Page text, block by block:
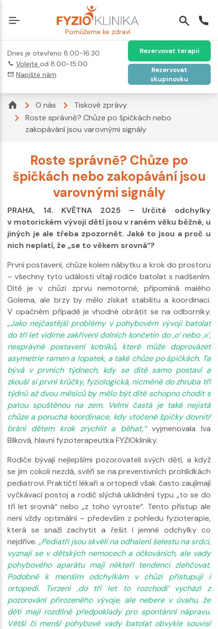
Pomůžeme ke zdraví
Dnes je otevřeno 8:00-16:30
Volejte od 8:00-15:00
Napište nám
Rezervovat terapii
Rezervovat
skupinovku
O nás
Tiskové zprávy
Roste správně? Chůze po špičkách nebo
zakopávání jsou varovnými signály
Roste správně? Chůze po
špičkách nebo zakopávání jsou
varovnými signály
PRAHA, 14. KVĚTNA 2025 – Určité odchylky
v motorickém vývoji dětí jsou v raném věku běžné, u
jiných je ale třeba zpozornět. Jaké to jsou a proč u
nich neplatí, že „se to věkem srovná“?
První postavení, chůze kolem nábytku a krok do prostoru
– všechny tyto události vítají rodiče batolat s nadšením.
Dítě je v chůzi zprvu nemotorné, připomíná malého
Golema, ale brzy by mělo získat stabilitu a koordinaci.
V opačném případě je vhodné obrátit se na odborníky.
„Jako nejčastější problémy v pohybovém vývoji batolat
do tří let vidíme zakřivení dolních končetin do ‚o‘ nebo ‚x‘,
nesprávné postavení kotníků, které může doprovázet
asymetrie ramen a lopatek, a také chůze po špičkách. Ta
bývá v prvních týdnech, kdy se dítě samo postaví a
zkouší si první krůčky, fyziologická, nicméně do zhruba tří
týdnů až dvou měsíců by mělo být dítě schopno chodit s
patou spuštěnou na zem. Velmi častá je také nejistá
chůze a porucha koordinace, kdy vtočené špičky dovnitř
brání dětem krok zrychlit a běhat,“ vyjmenovala Iva
Bílková, hlavní fyzioterapeutka FYZIOkliniky.
Rodiče bývají nejlepšími pozorovateli svých dětí, a když
se jim cokoli nezdá, svěří se na preventivních prohlídkách
pediatrovi. Praktičtí lékaři a ortopedi však často zaujímají
vyčkávací postoj a rodič slýchá uklidnění typu „to se do
tří let srovná“ nebo „z toho vyroste“. Tento přístup ale
není vždy optimální – především z pohledu fyzioterapie,
která se snaží zachytit a řešit i jemné odchylky co
nejdříve. „Pediatři jsou skvělí na odhalení šelestu na srdci,
vyznají se v dětských nemocech a očkováních, ale vady
pohybového aparátu mají někteří tendenci zlehčovat.
Podobně k menším odchylkám v chůzi přistupují i
ortopedi. Tvrzení ‚do tří let to rozchodí‘ vychází z
pozorování přirozeného vývoje, ale nebere v úvahu, že
děti mají rozdílné předpoklady pro spontánní nápravu.
Větší či menší pohybové vady batolat obvykle souvisí